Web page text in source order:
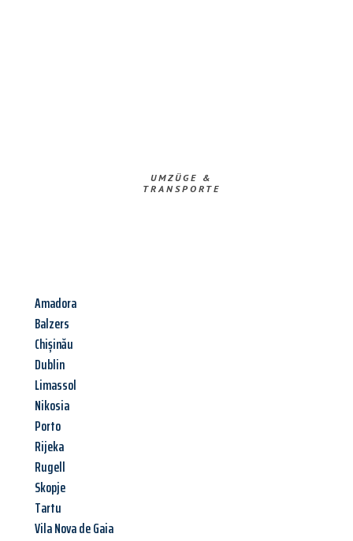
UMZÜGE &
TRANSPORTE
Amadora
Balzers
Chișinău
Dublin
Limassol
Nikosia
Porto
Rijeka
Rugell
Skopje
Tartu
Vila Nova de Gaia